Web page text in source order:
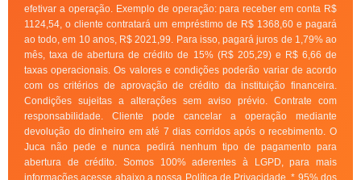
efetivar a operação. Exemplo de operação: para receber em conta R$
1124,54, o cliente contratará um empréstimo de R$ 1368,60 e pagará
ao todo, em 10 anos, R$ 2021,99. Para isso, pagará juros de 1,79% ao
mês, taxa de abertura de crédito de 15% (R$ 205,29) e R$ 6,66 de
taxas operacionais. Os valores e condições poderão variar de acordo
com os critérios de aprovação de crédito da instituição financeira.
Condições sujeitas a alterações sem aviso prévio. Contrate com
responsabilidade. Cliente pode cancelar a operação mediante
devolução do dinheiro em até 7 dias corridos após o recebimento. O
Juca não pede e nunca pedirá nenhum tipo de pagamento para
abertura de crédito. Somos 100% aderentes à LGPD, para mais
informações acesse abaixo a nossa Política de Privacidade. * 95% dos